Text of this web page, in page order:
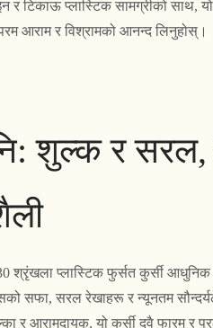
टिकाऊ प्लास्टिक सामग्रीको साथ,
आराम र विश्रामको आनन्द लिनुहोस्।
शुल्क र सरल,
श्रृंखला प्लास्टिक फुर्सत कुर्सी
सफा, सरल रेखाहरू र न्यूनतम
र आरामदायक, यो कुर्सी दुवै फारम र